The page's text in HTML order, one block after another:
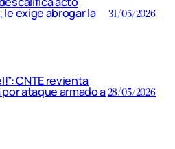
exige abrogar la 31/05/2026
CNTE revienta
ataque armado a28/05/2026